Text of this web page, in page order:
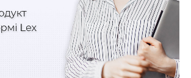
зареєстрував земельну ділянку в
кадастрі. Проте ця ділянка
років була у власності інших осіб.
отримали свої державні акти на